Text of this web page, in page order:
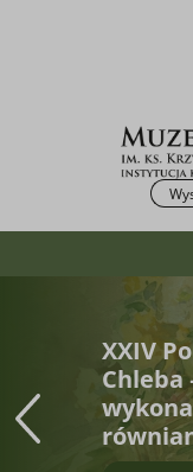
Po
XXIV
Chleba